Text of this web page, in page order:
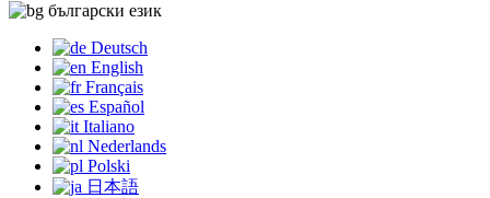
български език
Deutsch
English
Français
Español
Italiano
Nederlands
Polski
日本語